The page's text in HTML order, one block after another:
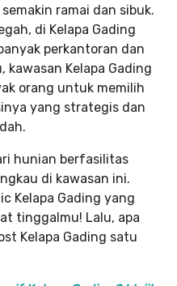
ramai dan sibuk.
di Kelapa Gading
perkantoran dan
kawasan Kelapa Gading
orang untuk memilih
yang strategis dan
hunian berfasilitas
di kawasan ini.
Kelapa Gading yang
tinggalmu! Lalu, apa
Kelapa Gading satu